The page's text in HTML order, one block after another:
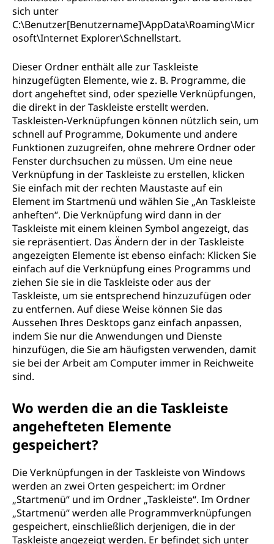
sich unter
C:\Benutzer[Benutzername]\AppData\Roaming\Micr
osoft\Internet Explorer\Schnellstart.
Dieser Ordner enthält alle zur Taskleiste
hinzugefügten Elemente, wie z. B. Programme, die
dort angeheftet sind, oder spezielle Verknüpfungen,
die direkt in der Taskleiste erstellt werden.
Taskleisten-Verknüpfungen können nützlich sein, um
schnell auf Programme, Dokumente und andere
Funktionen zuzugreifen, ohne mehrere Ordner oder
Fenster durchsuchen zu müssen. Um eine neue
Verknüpfung in der Taskleiste zu erstellen, klicken
Sie einfach mit der rechten Maustaste auf ein
Element im Startmenü und wählen Sie „An Taskleiste
anheften“. Die Verknüpfung wird dann in der
Taskleiste mit einem kleinen Symbol angezeigt, das
sie repräsentiert. Das Ändern der in der Taskleiste
angezeigten Elemente ist ebenso einfach: Klicken Sie
einfach auf die Verknüpfung eines Programms und
ziehen Sie sie in die Taskleiste oder aus der
Taskleiste, um sie entsprechend hinzuzufügen oder
zu entfernen. Auf diese Weise können Sie das
Aussehen Ihres Desktops ganz einfach anpassen,
indem Sie nur die Anwendungen und Dienste
hinzufügen, die Sie am häufigsten verwenden, damit
sie bei der Arbeit am Computer immer in Reichweite
sind.
Wo werden die an die Taskleiste
angehefteten Elemente
gespeichert?
Die Verknüpfungen in der Taskleiste von Windows
werden an zwei Orten gespeichert: im Ordner
„Startmenü“ und im Ordner „Taskleiste“. Im Ordner
„Startmenü“ werden alle Programmverknüpfungen
gespeichert, einschließlich derjenigen, die in der
Taskleiste angezeigt werden. Er befindet sich unter